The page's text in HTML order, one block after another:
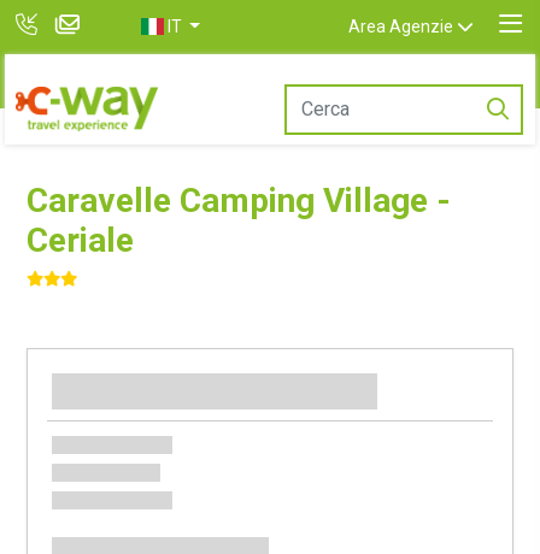
IT Area Agenzie
Caravelle Camping Village -
Ceriale